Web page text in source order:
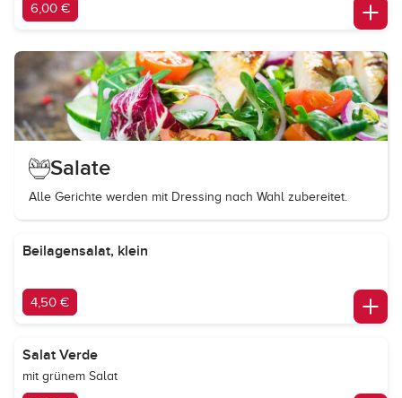
6,00 €
Salate
Alle Gerichte werden mit Dressing nach Wahl zubereitet.
Beilagensalat, klein
4,50 €
Salat Verde
mit grünem Salat